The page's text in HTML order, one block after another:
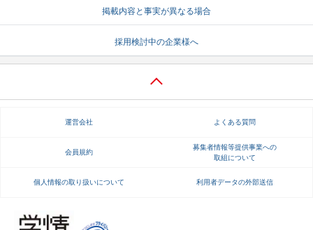
掲載内容と事実が異なる場合
採用検討中の企業様へ
運営会社 よくある質問
会員規約
募集者情報等提供事業への
取組について
個人情報の取り扱いについて 利用者データの外部送信